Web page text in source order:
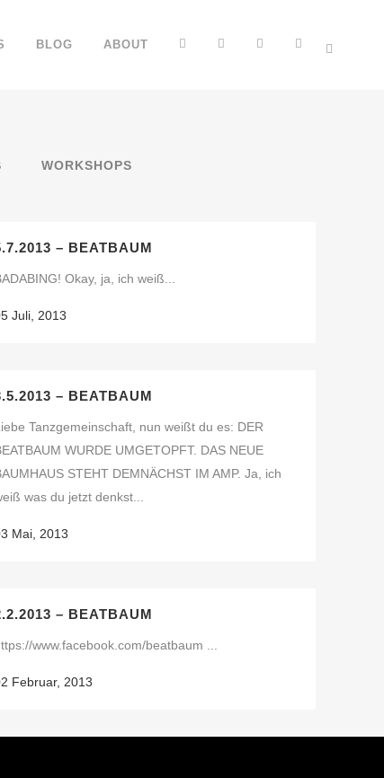
BLOG ABOUT
WORKSHOPS
– BEATBAUM
Okay, ja, ich weiß...
Juli, 2013
– BEATBAUM
Tanzgemeinschaft, nun weißt du es: DER
WURDE UMGETOPFT. DAS NEUE
STEHT DEMNÄCHST IM AMP. Ja, ich
was du jetzt denkst...
Mai, 2013
– BEATBAUM
www.facebook.com/beatbaum ...
Februar, 2013